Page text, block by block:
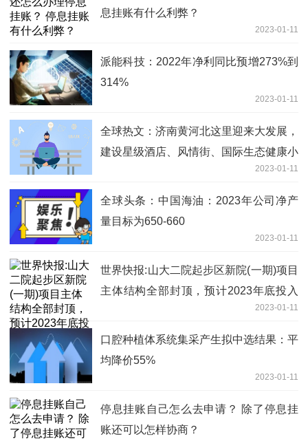
息挂账有什么利弊？
2023-01-11
派能科技：2022年净利同比预增273%到
314%
2023-01-11
全球热文：济南黄河北这里迎来大发展，
建设星级酒店、风情街、国际生态健康小
2023-01-11
全球头条：中国海油：2023年公司净产
量目标为650-660
2023-01-11
世界快报:山大二院起步区新院(一期)项目
主体结构全部封顶，预计2023年底投入
2023-01-11
口腔种植体系统集采产生拟中选结果：平
均降价55%
2023-01-11
停息挂账自己怎么去申请？ 除了停息挂
账还可以怎样协商？